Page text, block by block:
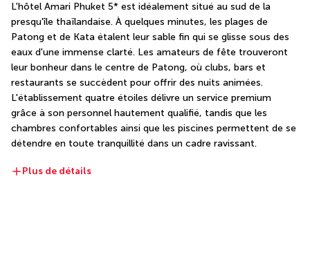
L'hôtel Amari Phuket 5* est idéalement situé au sud de la
presqu'île thaïlandaise. À quelques minutes, les plages de
Patong et de Kata étalent leur sable fin qui se glisse sous des
eaux d'une immense clarté. Les amateurs de fête trouveront
leur bonheur dans le centre de Patong, où clubs, bars et
restaurants se succèdent pour offrir des nuits animées.
L'établissement quatre étoiles délivre un service premium
grâce à son personnel hautement qualifié, tandis que les
chambres confortables ainsi que les piscines permettent de se
détendre en toute tranquillité dans un cadre ravissant.
Plus de détails